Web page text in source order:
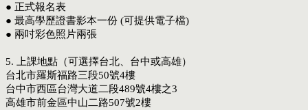
● 正式報名表
● 最高學歷證書影本一份 (可提供電子檔)
● 兩吋彩色照片兩張
5. 上課地點（可選擇台北、台中或高雄）
台北市羅斯福路三段50號4樓
台中市西區台灣大道二段489號4樓之3
高雄市前金區中山二路507號2樓